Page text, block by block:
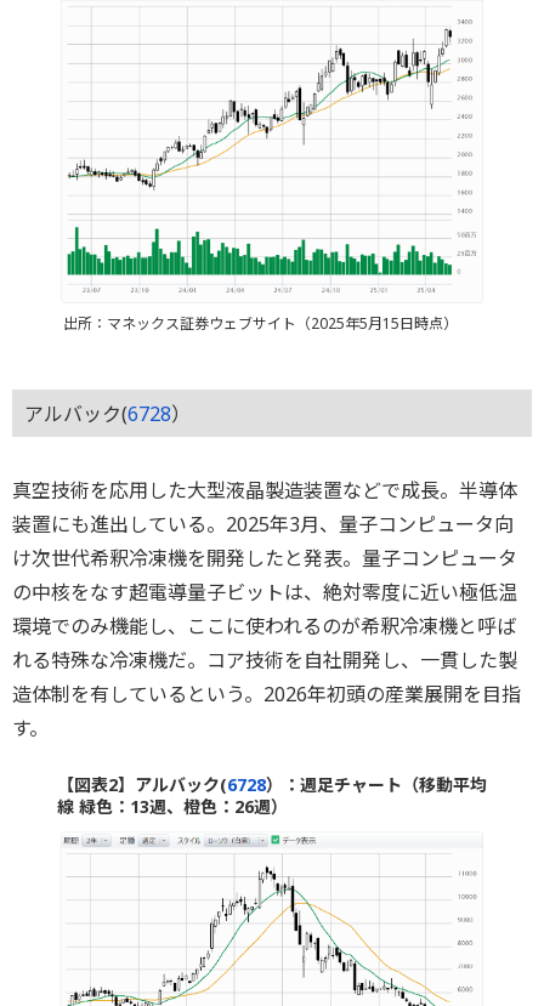
出所：マネックス証券ウェブサイト（2025年5月15日時点）
アルバック(6728）
真空技術を応用した大型液晶製造装置などで成長。半導体
装置にも進出している。2025年3月、量子コンピュータ向
け次世代希釈冷凍機を開発したと発表。量子コンピュータ
の中核をなす超電導量子ビットは、絶対零度に近い極低温
環境でのみ機能し、ここに使われるのが希釈冷凍機と呼ば
れる特殊な冷凍機だ。コア技術を自社開発し、一貫した製
造体制を有しているという。2026年初頭の産業展開を目指
す。
【図表2】アルバック(6728）：週足チャート（移動平均
線 緑色：13週、橙色：26週）